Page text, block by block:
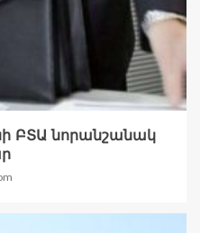
ԲՏԱ նորանշանակ